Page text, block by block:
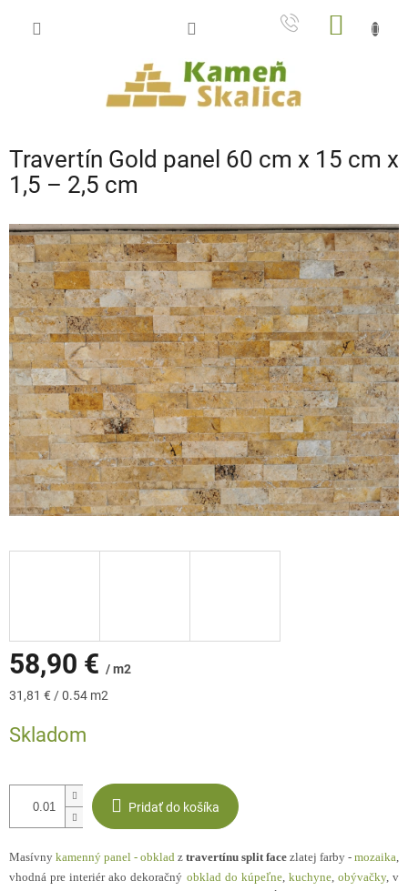
Travertín Gold panel 60 cm x 15 cm x
1,5 – 2,5 cm
58,90 € / m2
Jednotková
31,81 € / 0.54 m2
Skladom
Pridať do košíka
Masívny kamenný panel - obklad z travertínu split face zlatej farby - mozaika,
vhodná pre interiér ako dekoračný obklad do kúpeľne, kuchyne, obývačky, v